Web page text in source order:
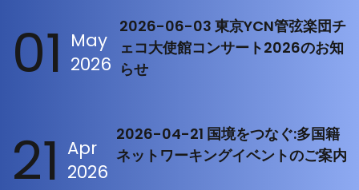
01 May
2026
2026-06-03 東京YCN管弦楽団チ
ェコ大使館コンサート2026のお知
らせ
21 Apr
2026
2026-04-21 国境をつなぐ:多国籍
ネットワーキングイベントのご案内